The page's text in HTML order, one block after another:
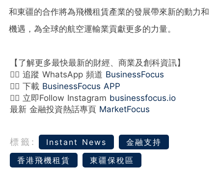
和東疆的合作將為飛機租賃產業的發展帶來新的動力和
機遇，為全球的航空運輸業貢獻更多的力量。
【了解更多最快最新的財經、商業及創科資訊】
👉🏻 追蹤 WhatsApp 頻道 BusinessFocus
👉🏻 下載 BusinessFocus APP
👉🏻 立即Follow Instagram businessfocus.io
最新 金融投資熱話專頁 MarketFocus
標籤: Instant News
金融支持
香港飛機租賃
東疆保稅區